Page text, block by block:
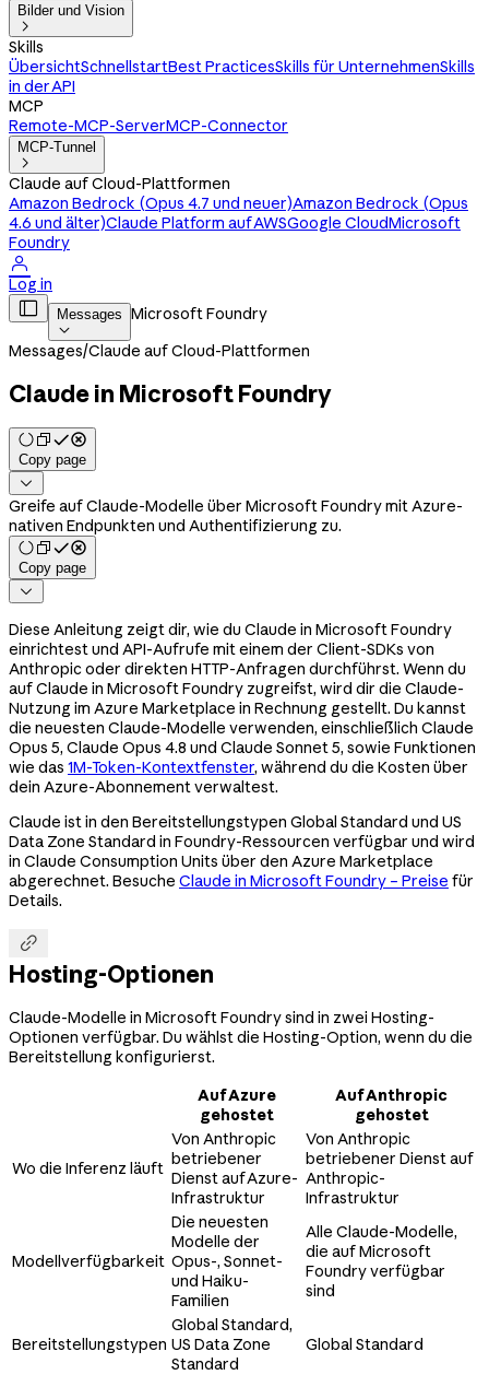
Bilder und Vision

Skills
ÜbersichtSchnellstartBest PracticesSkills für UnternehmenSkills
in der API
MCP
Remote-MCP-ServerMCP-Connector
MCP-Tunnel

Claude auf Cloud-Plattformen
Amazon Bedrock (Opus 4.7 und neuer)Amazon Bedrock (Opus
4.6 und älter)Claude Platform auf AWSGoogle CloudMicrosoft
Foundry

Log in
 Messages

Microsoft Foundry
Messages/Claude auf Cloud-Plattformen
Claude in Microsoft Foundry
Copy page

Greife auf Claude-Modelle über Microsoft Foundry mit Azure-
nativen Endpunkten und Authentifizierung zu.
Copy page

Diese Anleitung zeigt dir, wie du Claude in Microsoft Foundry
einrichtest und API-Aufrufe mit einem der Client-SDKs von
Anthropic oder direkten HTTP-Anfragen durchführst. Wenn du
auf Claude in Microsoft Foundry zugreifst, wird dir die Claude-
Nutzung im Azure Marketplace in Rechnung gestellt. Du kannst
die neuesten Claude-Modelle verwenden, einschließlich Claude
Opus 5, Claude Opus 4.8 und Claude Sonnet 5, sowie Funktionen
wie das 1M-Token-Kontextfenster, während du die Kosten über
dein Azure-Abonnement verwaltest.
Claude ist in den Bereitstellungstypen Global Standard und US
Data Zone Standard in Foundry-Ressourcen verfügbar und wird
in Claude Consumption Units über den Azure Marketplace
abgerechnet. Besuche Claude in Microsoft Foundry – Preise für
Details.

Hosting-Optionen
Claude-Modelle in Microsoft Foundry sind in zwei Hosting-
Optionen verfügbar. Du wählst die Hosting-Option, wenn du die
Bereitstellung konfigurierst.
Auf Azure
gehostet
Auf Anthropic
gehostet
Wo die Inferenz läuft
Von Anthropic
betriebener
Dienst auf Azure-
Infrastruktur
Von Anthropic
betriebener Dienst auf
Anthropic-
Infrastruktur
Modellverfügbarkeit
Die neuesten
Modelle der
Opus-, Sonnet-
und Haiku-
Familien
Alle Claude-Modelle,
die auf Microsoft
Foundry verfügbar
sind
Bereitstellungstypen
Global Standard,
US Data Zone
Standard
Global Standard